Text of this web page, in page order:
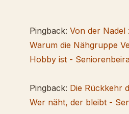
Pingback: Von der Nadel
Warum die Nähgruppe
Hobby ist -
Pingback: Die Rückkehr
Wer näht, der bleibt -